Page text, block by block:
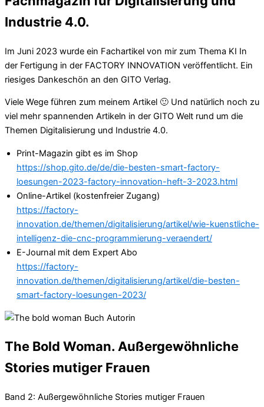
Industrie 4.0.
Im Juni 2023 wurde ein Fachartikel von mir zum Thema KI In
der Fertigung in der FACTORY INNOVATION veröffentlicht. Ein
riesiges Dankeschön an den GITO Verlag.
Viele Wege führen zum meinem Artikel 🙂 Und natürlich noch zu
viel mehr spannenden Artikeln in der GITO Welt rund um die
Themen Digitalisierung und Industrie 4.0.
Print-Magazin gibt es im Shop
https://shop.gito.de/de/die-besten-smart-factory-
loesungen-2023-factory-innovation-heft-3-2023.html
Online-Artikel (kostenfreier Zugang)
https://factory-
innovation.de/themen/digitalisierung/artikel/wie-kuenstliche-
intelligenz-die-cnc-programmierung-veraendert/
E-Journal mit dem Expert Abo
https://factory-
innovation.de/themen/digitalisierung/artikel/die-besten-
smart-factory-loesungen-2023/
The Bold Woman. Außergewöhnliche
Stories mutiger Frauen
Band 2: Außergewöhnliche Stories mutiger Frauen